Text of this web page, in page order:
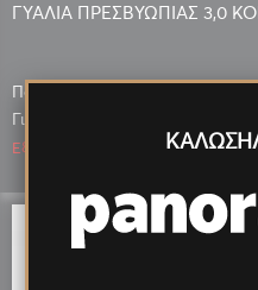
ΓΥΑΛΙΑ ΠΡΕΣΒΥΩΠΙΑΣ 3,0
Πόντοι που κερδίζεις: 298
Για μεγαλύτερη ποσότητα έως:
Εξαντλημένο